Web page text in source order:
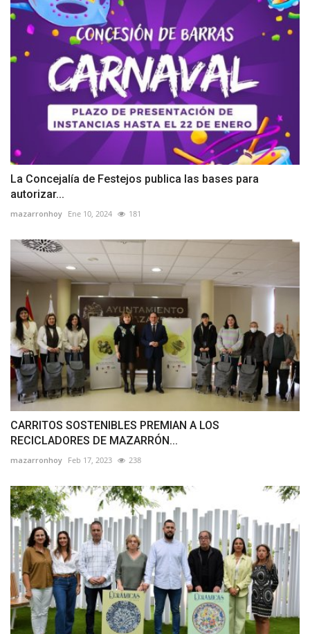
La Concejalía de Festejos publica las bases para
autorizar...
mazarronhoy Ene 10, 2024 181
CARRITOS SOSTENIBLES PREMIAN A LOS
RECICLADORES DE MAZARRÓN...
mazarronhoy Feb 17, 2023 238